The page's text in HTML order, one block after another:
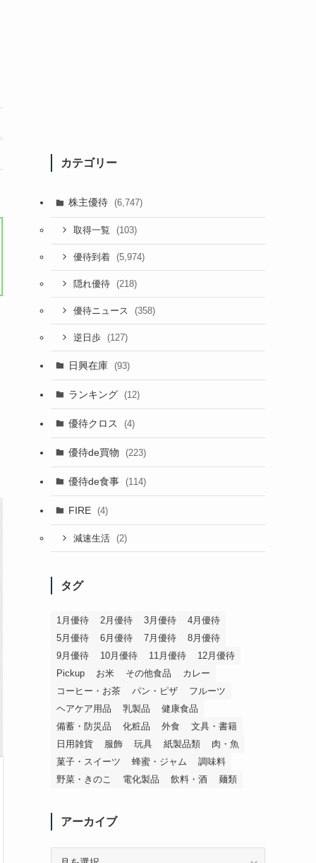
カテゴリー
株主優待 (6,747)
取得一覧 (103)
優待到着 (5,974)
隠れ優待 (218)
優待ニュース (358)
逆日歩 (127)
日興在庫 (93)
ランキング (12)
優待クロス (4)
優待de買物 (223)
優待de食事 (114)
FIRE (4)
減速生活 (2)
タグ
1月優待 2月優待 3月優待
4月優待
5月優待
6月優待 7月優待
8月優待
9月優待
10月優待 11月優待
12月優待
Pickup
お米 その他食品
カレー
コーヒー・お茶
パン・ピザ
フルーツ
ヘアケア用品
乳製品
健康食品
備蓄・防災品
化粧品 外食
文具・書籍
日用雑貨
服飾 玩具 紙製品類
肉・魚
菓子・スイーツ
蜂蜜・ジャム
調味料
野菜・きのこ
電化製品 飲料・酒 麺類
アーカイブ